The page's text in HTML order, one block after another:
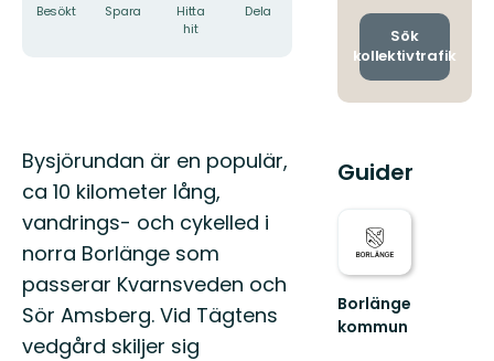
Besökt Spara
Hitta
hit
Dela
Beskrivning
Bysjörundan är en populär,
ca 10 kilometer lång,
vandrings- och cykelled i
norra Borlänge som
passerar Kvarnsveden och
Sör Amsberg. Vid Tägtens
vedgård skiljer sig
och
Sök
kollektivtrafik
Guider
Borlänge
kommun